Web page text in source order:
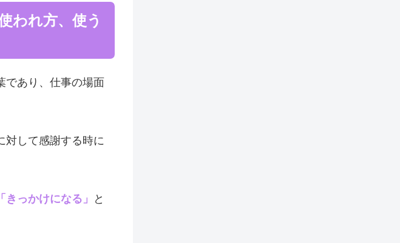
われ方、使う
であり、仕事の場面
対して感謝する時に
「きっかけになる」
と